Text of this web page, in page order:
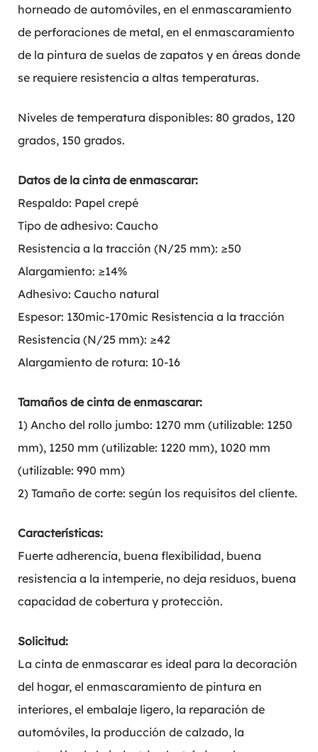
horneado de automóviles, en el enmascaramiento
de perforaciones de metal, en el enmascaramiento
de la pintura de suelas de zapatos y en áreas donde
se requiere resistencia a altas temperaturas.
Niveles de temperatura disponibles: 80 grados, 120
grados, 150 grados.
Datos de la cinta de enmascarar:
Respaldo: Papel crepé
Tipo de adhesivo: Caucho
Resistencia a la tracción (N/25 mm): ≥50
Alargamiento: ≥14%
Adhesivo: Caucho natural
Espesor: 130mic-170mic Resistencia a la tracción
Resistencia (N/25 mm): ≥42
Alargamiento de rotura: 10-16
Tamaños de cinta de enmascarar:
1) Ancho del rollo jumbo: 1270 mm (utilizable: 1250
mm), 1250 mm (utilizable: 1220 mm), 1020 mm
(utilizable: 990 mm)
2) Tamaño de corte: según los requisitos del cliente.
Características:
Fuerte adherencia, buena flexibilidad, buena
resistencia a la intemperie, no deja residuos, buena
capacidad de cobertura y protección.
Solicitud:
La cinta de enmascarar es ideal para la decoración
del hogar, el enmascaramiento de pintura en
interiores, el embalaje ligero, la reparación de
automóviles, la producción de calzado, la